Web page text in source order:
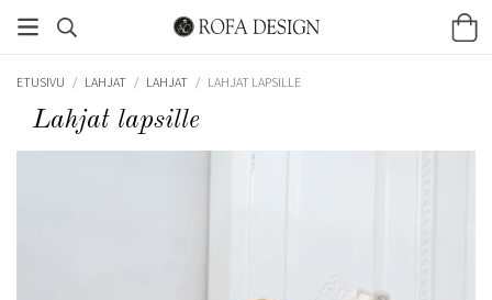
ETUSIVU / LAHJAT / LAHJAT / LAHJAT LAPSILLE
Lahjat lapsille